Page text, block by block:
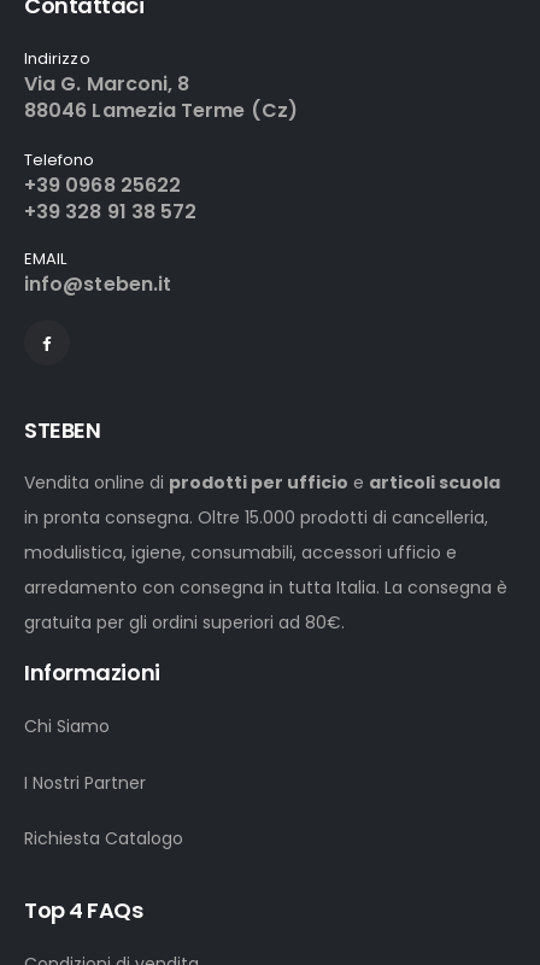
Indirizzo
Via G. Marconi, 8
88046 Lamezia Terme (Cz)
Telefono
+39 0968 25622
+39 328 91 38 572
EMAIL
info@steben.it
STEBEN
Vendita online di prodotti per ufficio e articoli scuola
in pronta consegna. Oltre 15.000 prodotti di cancelleria,
modulistica, igiene, consumabili, accessori ufficio e
arredamento con consegna in tutta Italia. La consegna è
gratuita per gli ordini superiori ad 80€.
Informazioni
Chi Siamo
I Nostri Partner
Richiesta Catalogo
Top 4 FAQs